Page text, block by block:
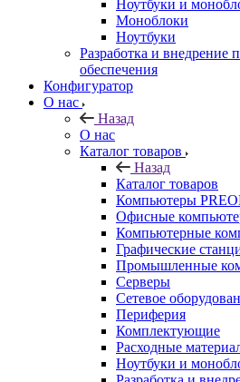
Ноутбуки и
Моноблоки
Ноутбуки
Разработка и внедрение
обеспечения
Конфигуратор
О нас
Назад
О нас
Каталог товаров
Назад
Каталог товаров
Компьютеры
Офисные
Компьютерные
Графические
Промышленные
Серверы
Сетевое
Периферия
Комплектующие
Расходные
Ноутбуки и